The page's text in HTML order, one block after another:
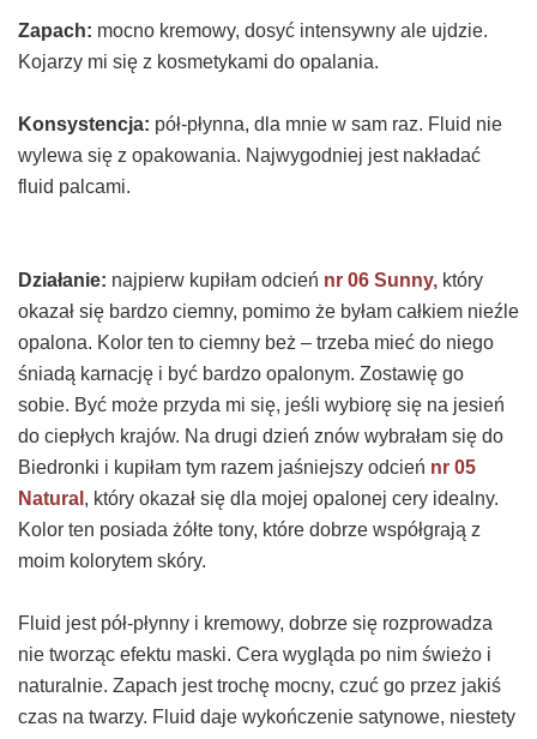
Zapach: mocno kremowy, dosyć intensywny ale ujdzie.
Kojarzy mi się z kosmetykami do opalania.
Konsystencja: pół-płynna, dla mnie w sam raz. Fluid nie
wylewa się z opakowania. Najwygodniej jest nakładać
fluid palcami.
Działanie: najpierw kupiłam odcień nr 06 Sunny, który
okazał się bardzo ciemny, pomimo że byłam całkiem nieźle
opalona. Kolor ten to ciemny beż – trzeba mieć do niego
śniadą karnację i być bardzo opalonym. Zostawię go
sobie. Być może przyda mi się, jeśli wybiorę się na jesień
do ciepłych krajów. Na drugi dzień znów wybrałam się do
Biedronki i kupiłam tym razem jaśniejszy odcień nr 05
Natural , który okazał się dla mojej opalonej cery idealny.
Kolor ten posiada żółte tony, które dobrze współgrają z
moim kolorytem skóry.
Fluid jest pół-płynny i kremowy, dobrze się rozprowadza
nie tworząc efektu maski. Cera wygląda po nim świeżo i
naturalnie. Zapach jest trochę mocny, czuć go przez jakiś
czas na twarzy. Fluid daje wykończenie satynowe, niestety